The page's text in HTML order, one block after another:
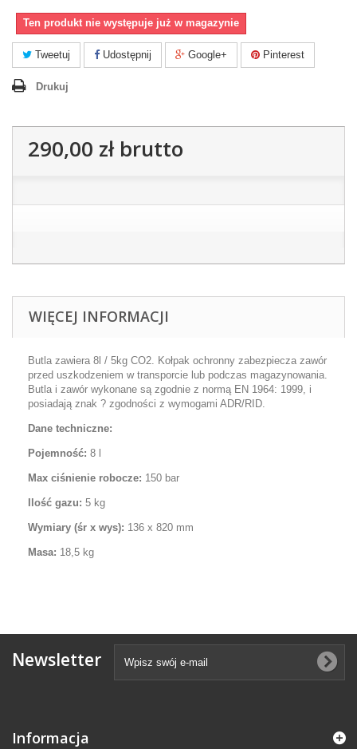
Ten produkt nie występuje już w magazynie
Tweetuj Udostępnij Google+ Pinterest
Drukuj
290,00 złbrutto
WIĘCEJ INFORMACJI
Butla zawiera 8l / 5kg CO2. Kołpak ochronny zabezpiecza zawór
przed uszkodzeniem w transporcie lub podczas magazynowania.
Butla i zawór wykonane są zgodnie z normą EN 1964: 1999, i
posiadają znak ? zgodności z wymogami ADR/RID.
Dane techniczne:
Pojemność: 8 l
Max ciśnienie robocze: 150 bar
Ilość gazu: 5 kg
Wymiary (śr x wys): 136 x 820 mm
Masa: 18,5 kg
Newsletter
Informacja